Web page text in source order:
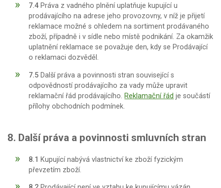
7.4 Práva z vadného plnění uplatňuje kupující u
prodávajícího na adrese jeho provozovny, v níž je přijetí
reklamace možné s ohledem na sortiment prodávaného
zboží, případně i v sídle nebo místě podnikání. Za okamžik
uplatnění reklamace se považuje den, kdy se Prodávající
o reklamaci dozvěděl.
7.5 Další práva a povinnosti stran související s
odpovědností prodávajícího za vady může upravit
reklamační řád prodávajícího. Reklamační řád je součástí
přílohy obchodních podmínek.
8. Další práva a povinnosti smluvních stran
8.1 Kupující nabývá vlastnictví ke zboží fyzickým
převzetím zboží.